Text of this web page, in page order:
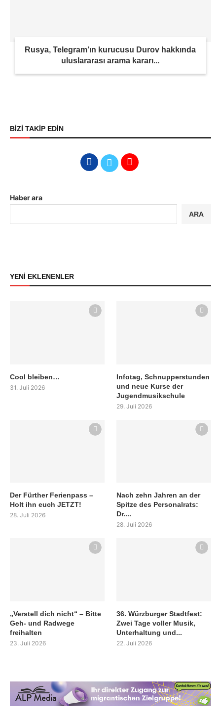
Rusya, Telegram’ın kurucusu Durov hakkında
uluslararası arama kararı...
BİZİ TAKİP EDİN
Haber ara
ARA
YENİ EKLENENLER
Cool bleiben…
31. Juli 2026
Infotag, Schnupperstunden
und neue Kurse der
Jugendmusikschule
29. Juli 2026
Der Fürther Ferienpass –
Holt ihn euch JETZT!
28. Juli 2026
Nach zehn Jahren an der
Spitze des Personalrats:
Dr....
28. Juli 2026
„Verstell dich nicht“ – Bitte
Geh- und Radwege
freihalten
23. Juli 2026
36. Würzburger Stadtfest:
Zwei Tage voller Musik,
Unterhaltung und...
22. Juli 2026